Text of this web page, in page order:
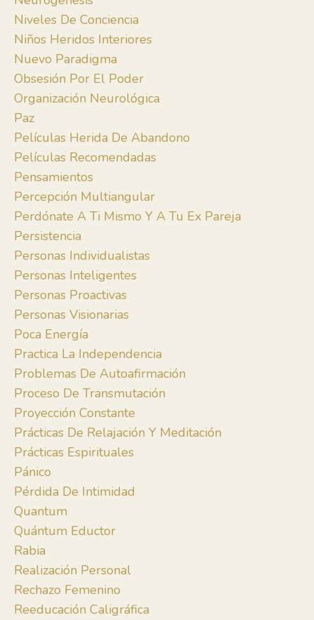
Niveles De Conciencia
Niños Heridos Interiores
Nuevo Paradigma
Obsesión Por El Poder
Organización Neurológica
Paz
Películas Herida De Abandono
Películas Recomendadas
Pensamientos
Percepción Multiangular
Perdónate A Ti Mismo Y A Tu Ex Pareja
Persistencia
Personas Individualistas
Personas Inteligentes
Personas Proactivas
Personas Visionarias
Poca Energía
Practica La Independencia
Problemas De Autoafirmación
Proceso De Transmutación
Proyección Constante
Prácticas De Relajación Y Meditación
Prácticas Espirituales
Pánico
Pérdida De Intimidad
Quantum
Quántum Eductor
Rabia
Realización Personal
Rechazo Femenino
Reeducación Caligráfica